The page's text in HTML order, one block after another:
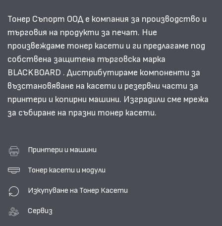
Тонер Съпорт ООД е компания за производство и
търговия на продукти за печат. Ние
произвеждаме тонер касети и ги предлагаме под
собствена защитена търговска марка
BLACKBOARD . Дистрибутираме компоненти за
възстановяване на касети и резервни части за
принтери и копирни машини. Изградили сме мрежа
за събиране на празни тонер касети.
Принтери и машини
Тонер касети и модули
Изкупуване на Тонер Касети
Сервиз